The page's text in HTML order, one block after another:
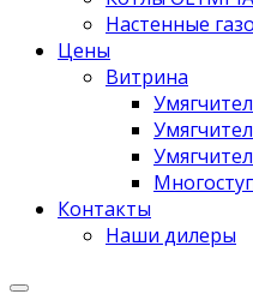
Настенные
Цены
Витрина
Контакты
Наши дилеры